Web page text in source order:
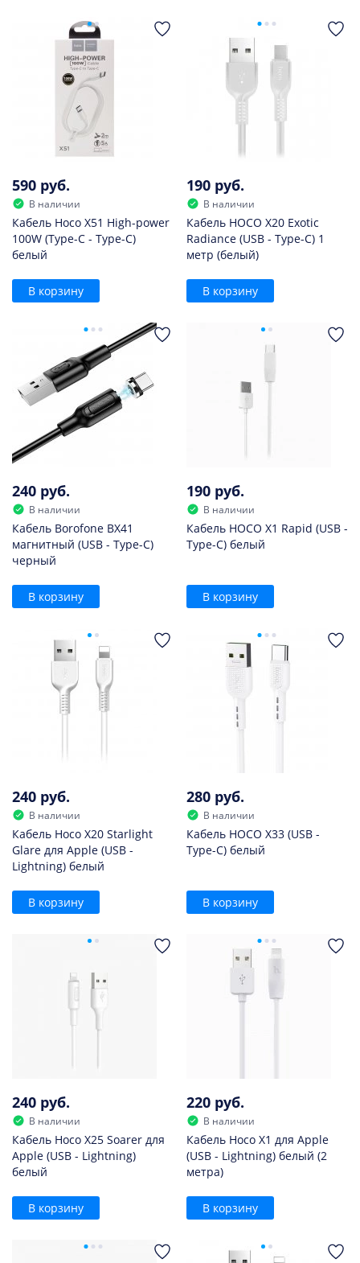
590 руб.
В наличии
Кабель Hoco X51 High-power
100W (Type-C - Type-C)
белый
В корзину
190 руб.
В наличии
Кабель HOCO X20 Exotic
Radiance (USB - Type-C) 1
метр (белый)
В корзину
240 руб.
В наличии
Кабель Borofone BX41
магнитный (USB - Type-C)
черный
В корзину
190 руб.
В наличии
Кабель HOCO X1 Rapid (USB -
Type-C) белый
В корзину
240 руб.
В наличии
Кабель Hoco X20 Starlight
Glare для Apple (USB -
Lightning) белый
В корзину
280 руб.
В наличии
Кабель HOCO X33 (USB -
Type-C) белый
В корзину
240 руб.
В наличии
Кабель Hoco X25 Soarer для
Apple (USB - Lightning)
белый
В корзину
220 руб.
В наличии
Кабель Hoco X1 для Apple
(USB - Lightning) белый (2
метра)
В корзину